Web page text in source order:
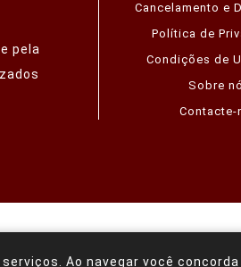
pela
Cancelamento e
Política de
Condições de
Sobre
Contacte-
Ao navegar você